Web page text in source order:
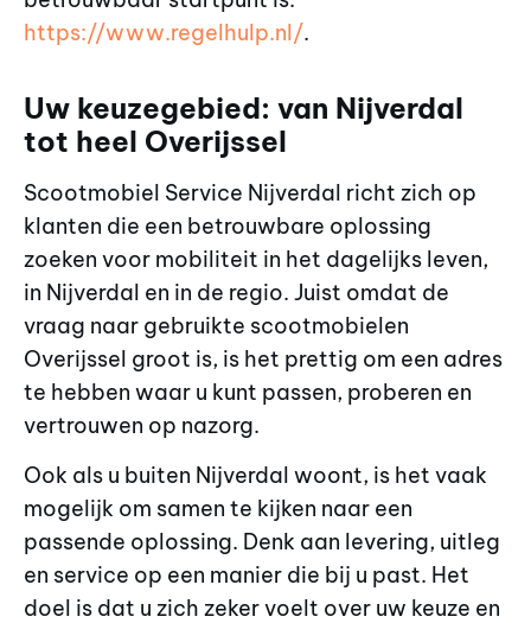
https://www.regelhulp.nl/.
Uw keuzegebied: van Nijverdal
tot heel Overijssel
Scootmobiel Service Nijverdal richt zich op
klanten die een betrouwbare oplossing
zoeken voor mobiliteit in het dagelijks leven,
in Nijverdal en in de regio. Juist omdat de
vraag naar gebruikte scootmobielen
Overijssel groot is, is het prettig om een adres
te hebben waar u kunt passen, proberen en
vertrouwen op nazorg.
Ook als u buiten Nijverdal woont, is het vaak
mogelijk om samen te kijken naar een
passende oplossing. Denk aan levering, uitleg
en service op een manier die bij u past. Het
doel is dat u zich zeker voelt over uw keuze en